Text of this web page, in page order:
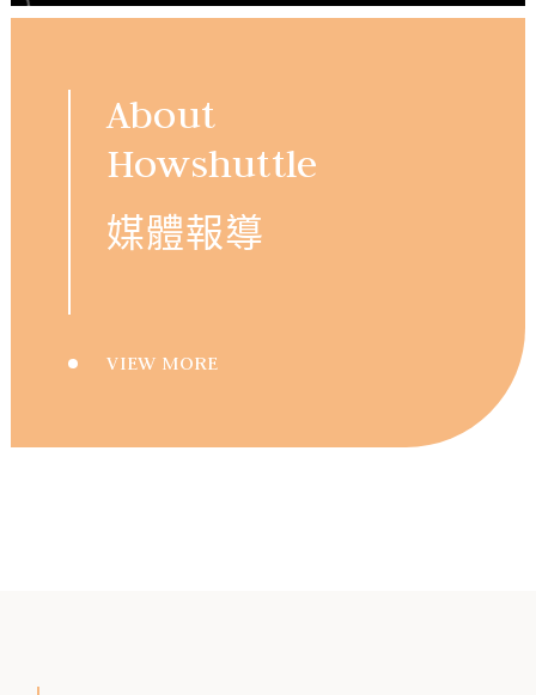
About
Howshuttle
媒體報導
VIEW MORE